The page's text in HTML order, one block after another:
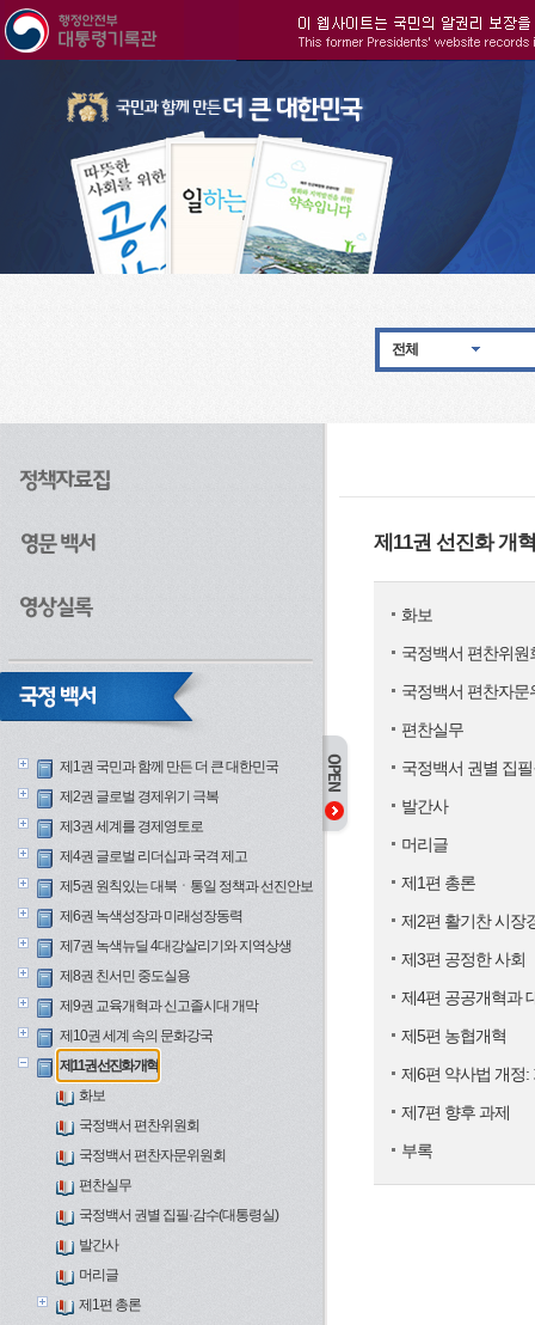
전체
제1권 국민과 함께 만든 더 큰 대한민국
제2권 글로벌 경제위기 극복
제3권 세계를 경제영토로
제4권 글로벌 리더십과 국격 제고
제5권 원칙있는 대북ㆍ통일 정책과 선진안보
제6권 녹색성장과 미래성장동력
제7권 녹색뉴딜 4대강살리기와 지역상생
제8권 친서민 중도실용
제9권 교육개혁과 신고졸시대 개막
제10권 세계 속의 문화강국
제11권 선진화 개혁
화보
국정백서 편찬위원회
국정백서 편찬자문위원회
편찬실무
국정백서 권별 집필·감수(대통령실)
발간사
머리글
제1편 총론
제11권 선진화 개혁
화보
국정백서 편찬위원
국정백서 편찬자문
편찬실무
국정백서 권별 집
발간사
머리글
제1편 총론
제2편 활기찬 시장
제3편 공정한 사회
제4편 공공개혁과
제5편 농협개혁
제6편 약사법 개정
제7편 향후 과제
부록